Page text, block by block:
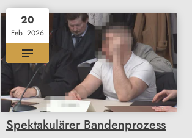
20
Feb. 2026
Spektakulärer Bandenprozess